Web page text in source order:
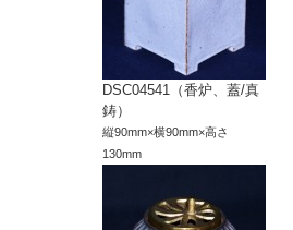
DSC04541（香炉、蓋/真
鋳）
縦90mm×横90mm×高さ
130mm